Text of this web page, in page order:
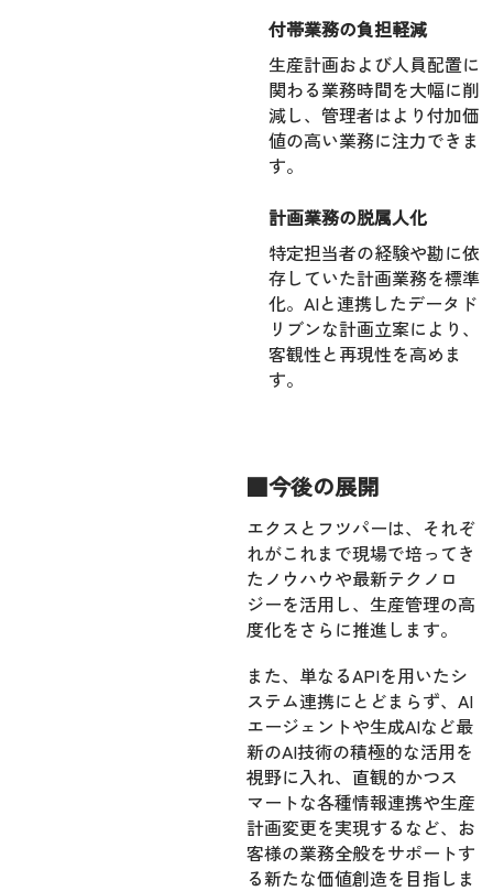
付帯業務の負担軽減
生産計画および人員配置に
関わる業務時間を大幅に削
減し、管理者はより付加価
値の高い業務に注力できま
す。
計画業務の脱属人化
特定担当者の経験や勘に依
存していた計画業務を標準
化。AIと連携したデータド
リブンな計画立案により、
客観性と再現性を高めま
す。
■今後の展開
エクスとフツパーは、それぞ
れがこれまで現場で培ってき
たノウハウや最新テクノロ
ジーを活用し、生産管理の高
度化をさらに推進します。
また、単なるAPIを用いたシ
ステム連携にとどまらず、AI
エージェントや生成AIなど最
新のAI技術の積極的な活用を
視野に入れ、直観的かつス
マートな各種情報連携や生産
計画変更を実現するなど、お
客様の業務全般をサポートす
る新たな価値創造を目指しま